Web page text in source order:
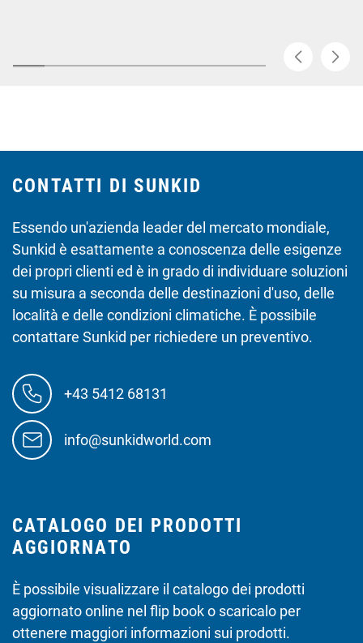
CONTATTI DI SUNKID
Essendo un'azienda leader del mercato mondiale,
Sunkid è esattamente a conoscenza delle esigenze
dei propri clienti ed è in grado di individuare soluzioni
su misura a seconda delle destinazioni d'uso, delle
località e delle condizioni climatiche. È possibile
contattare Sunkid per richiedere un preventivo.
+43 5412 68131
info@sunkidworld.com
CATALOGO DEI PRODOTTI
AGGIORNATO
È possibile visualizzare il catalogo dei prodotti
aggiornato online nel flip book o scaricalo per
ottenere maggiori informazioni sui prodotti.